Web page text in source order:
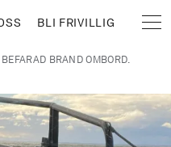
BLI FRIVILLIG
BRAND OMBORD.